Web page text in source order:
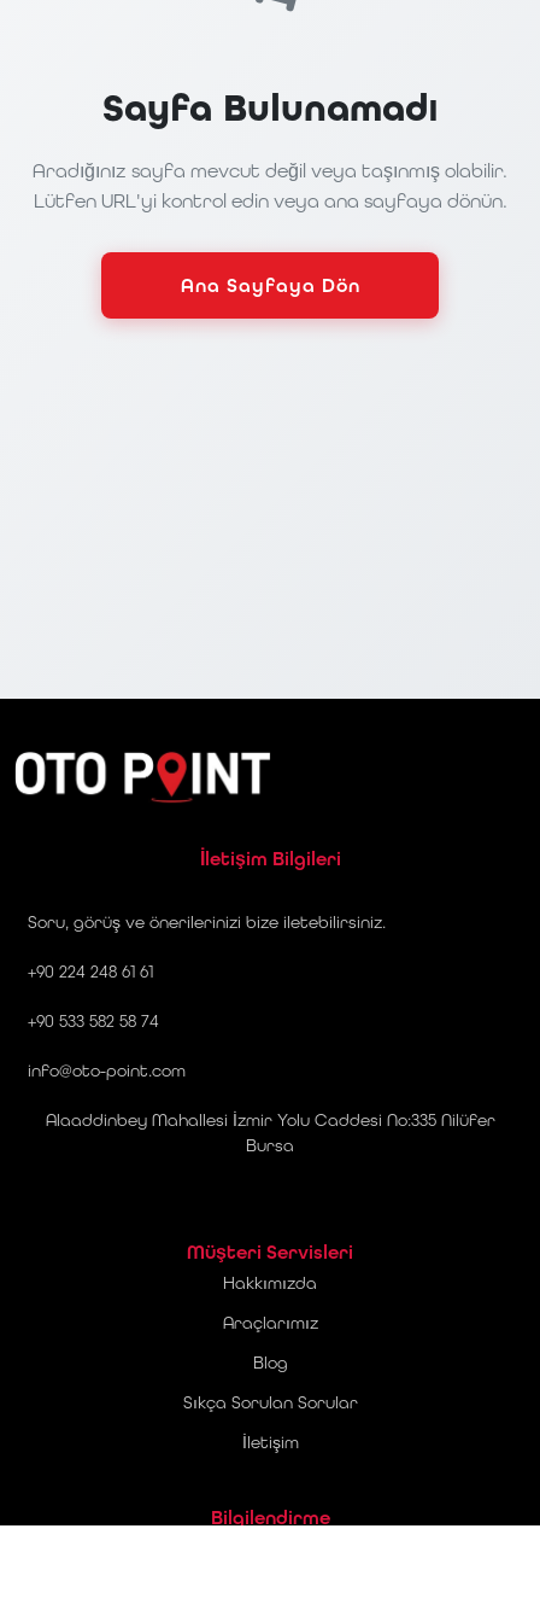
Sayfa Bulunamadı
Aradığınız sayfa mevcut değil veya taşınmış olabilir.
Lütfen URL'yi kontrol edin veya ana sayfaya dönün.
Ana Sayfaya Dön
İletişim Bilgileri
Soru, görüş ve önerilerinizi bize iletebilirsiniz.
+90 224 248 61 61
+90 533 582 58 74
info@oto-point.com
Alaaddinbey Mahallesi İzmir Yolu Caddesi No:335 Nilüfer
Bursa
Müşteri Servisleri
Hakkımızda
Araçlarımız
Blog
Sıkça Sorulan Sorular
İletişim
Bilgilendirme